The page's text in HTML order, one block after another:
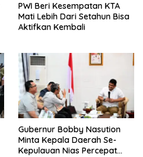
PWI Beri Kesempatan KTA
Mati Lebih Dari Setahun Bisa
Aktifkan Kembali
Gubernur Bobby Nasution
Minta Kepala Daerah Se-
Kepulauan Nias Percepat